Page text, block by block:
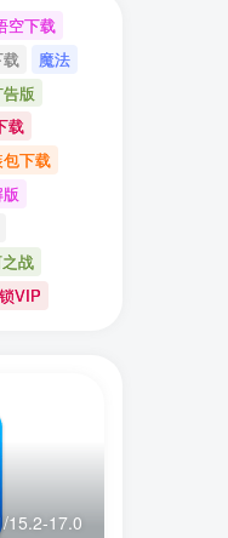
空下载
魔法
版
载
下载
战
VIP
15.2-17.0